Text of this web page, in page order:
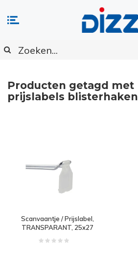
Producten getagd met
prijslabels blisterhaken
Scanvaantje / Prijslabel,
TRANSPARANT, 25x27